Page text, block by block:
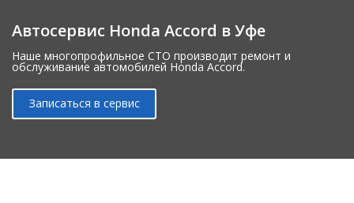
Автосервис Honda Accord в Уфе
Наше многопрофильное СТО производит ремонт и
обслуживание автомобилей Honda Accord.
Записаться в сервис